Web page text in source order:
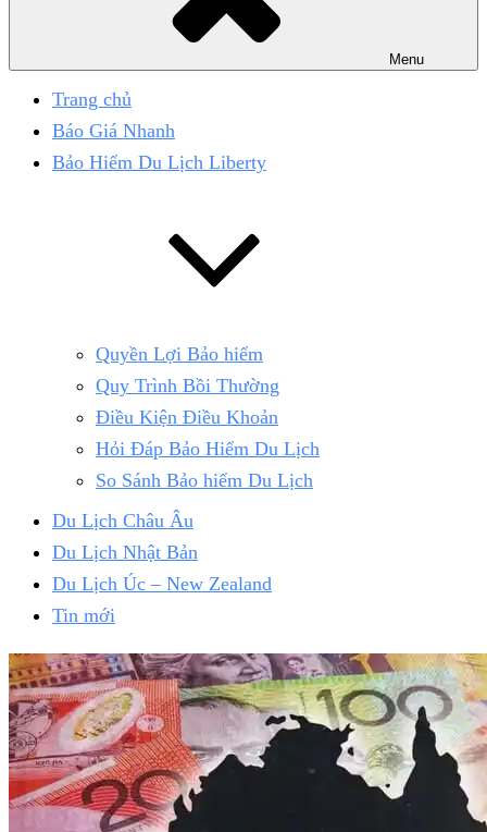
Menu
Trang chủ
Báo Giá Nhanh
Bảo Hiểm Du Lịch Liberty
Quyền Lợi Bảo hiểm
Quy Trình Bồi Thường
Điều Kiện Điều Khoản
Hỏi Đáp Bảo Hiểm Du Lịch
So Sánh Bảo hiểm Du Lịch
Du Lịch Châu Âu
Du Lịch Nhật Bản
Du Lịch Úc – New Zealand
Tin mới